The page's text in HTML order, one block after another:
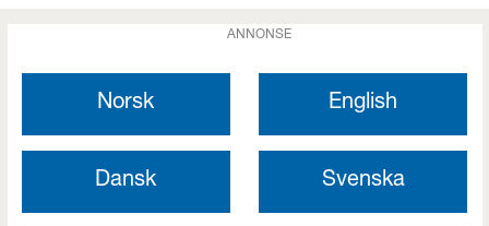
ANNONSE
Norsk English
Dansk Svenska